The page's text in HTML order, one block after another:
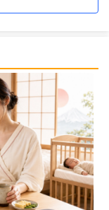
uống cải thiện thị lực,
+ EPA + Flaxseed
gói - Date 02/2027
|52.346